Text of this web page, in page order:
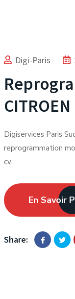
Digi-Paris
Digiservices Paris
reprogrammation
cv.
En Savoir
Share: